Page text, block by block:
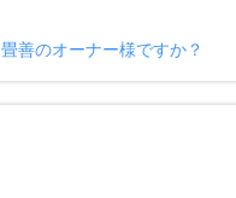
畳善のオーナー様ですか？